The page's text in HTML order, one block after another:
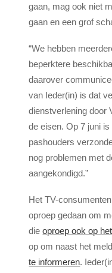
gaan, mag ook niet
gaan en een grof
“We hebben
beperktere
daarover
van Ieder(in) is dat
dienstverlening door
de eisen. Op 7 juni
pashouders
nog problemen met
aangekondigd.”
Het TV-
oproep gedaan om
dieoproep ook op
op om naast het
te informeren.